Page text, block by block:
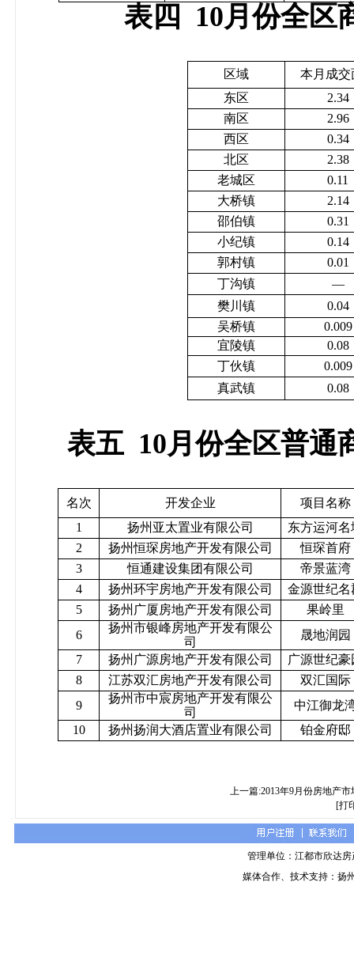
表四 10月份全区
区域
本月成交
东区
2.34
南区
2.96
西区
0.34
北区
2.38
老城区
0.11
大桥镇
2.14
邵伯镇
0.31
小纪镇
0.14
郭村镇
0.01
丁沟镇
—
樊川镇
0.04
吴桥镇
0.009
宜陵镇
0.08
丁伙镇
0.009
真武镇
0.08
表五 10月份全区普通
名次 开发企业
项目名称
1
扬州亚太置业有限公司
东方运河名
2
扬州恒琛房地产开发有限公司
恒琛首府
3
恒通建设集团有限公司
帝景蓝湾
4
扬州环宇房地产开发有限公司
金源世纪名
5
扬州广厦房地产开发有限公司
果岭里
6
扬州市银峰房地产开发有限公
司
晟地润园
7
扬州广源房地产开发有限公司
广源世纪豪
8
江苏双汇房地产开发有限公司
双汇国际
9
扬州市中宸房地产开发有限公
司
中江御龙
10
扬州扬润大酒店置业有限公司 铂金府邸
上一篇:2013年9月份房地产市
[打
管理单位：江都市欣达
媒体合作、技术支持：扬